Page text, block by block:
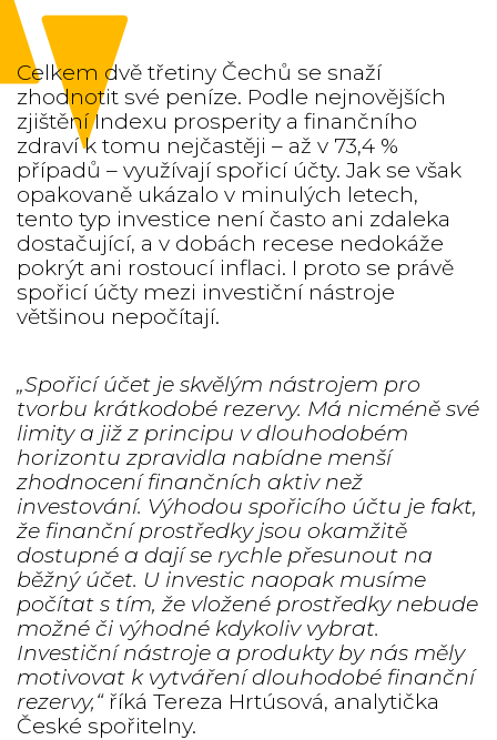
Celkem dvě třetiny Čechů se snaží
zhodnotit své peníze. Podle nejnovějších
zjištění Indexu prosperity a finančního
zdraví k tomu nejčastěji – až v 73,4 %
případů – využívají spořicí účty. Jak se však
opakovaně ukázalo v minulých letech,
tento typ investice není často ani zdaleka
dostačující, a v dobách recese nedokáže
pokrýt ani rostoucí inflaci. I proto se právě
spořicí účty mezi investiční nástroje
většinou nepočítají.
„Spořicí účet je skvělým nástrojem pro
tvorbu krátkodobé rezervy. Má nicméně své
limity a již z principu v dlouhodobém
horizontu zpravidla nabídne menší
zhodnocení finančních aktiv než
investování. Výhodou spořicího účtu je fakt,
že finanční prostředky jsou okamžitě
dostupné a dají se rychle přesunout na
běžný účet. U investic naopak musíme
počítat s tím, že vložené prostředky nebude
možné či výhodné kdykoliv vybrat.
Investiční nástroje a produkty by nás měly
motivovat k vytváření dlouhodobé finanční
rezervy,“říká Tereza Hrtúsová, analytička
České spořitelny.